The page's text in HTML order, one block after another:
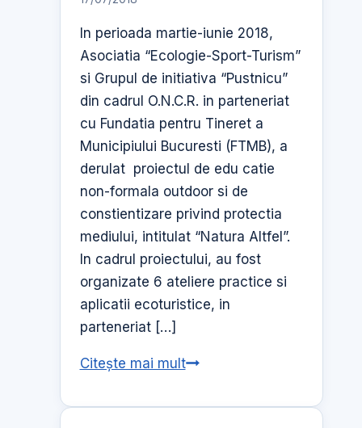
Tineret
In perioada martie-iunie 2018,
Asociatia “Ecologie-Sport-Turism”
si Grupul de initiativa “Pustnicu”
din cadrul O.N.C.R. in parteneriat
cu Fundatia pentru Tineret a
Municipiului Bucuresti (FTMB), a
derulat proiectul de edu catie
non-formala outdoor si de
constientizare privind protectia
mediului, intitulat “Natura Altfel”.
In cadrul proiectului, au fost
organizate 6 ateliere practice si
aplicatii ecoturistice, in
parteneriat […]
Citește mai multNatura